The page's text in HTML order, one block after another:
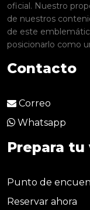
oficial. Nuestro
de nuestros
de este
posicionarlo como
Contacto
Correo
Whatsapp
Prepara
Punto de
Reservar ahora